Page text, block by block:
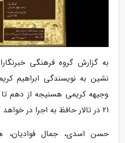
به گزارش گروه فرهنگی
نشین به نویسندگی ابراهیم
وجیهه کریمی هسنیجه از دهم
21 در تالار حافظ به اجرا در خواهد آمد.
حسن اسدی، جمال فوادیان،